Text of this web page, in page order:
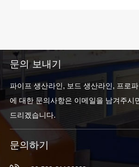
문의 보내기
파이프 생산라인, 보드 생산라인, 프로
에 대한 문의사항은 이메일을 남겨주시
드리겠습니다.
문의하기